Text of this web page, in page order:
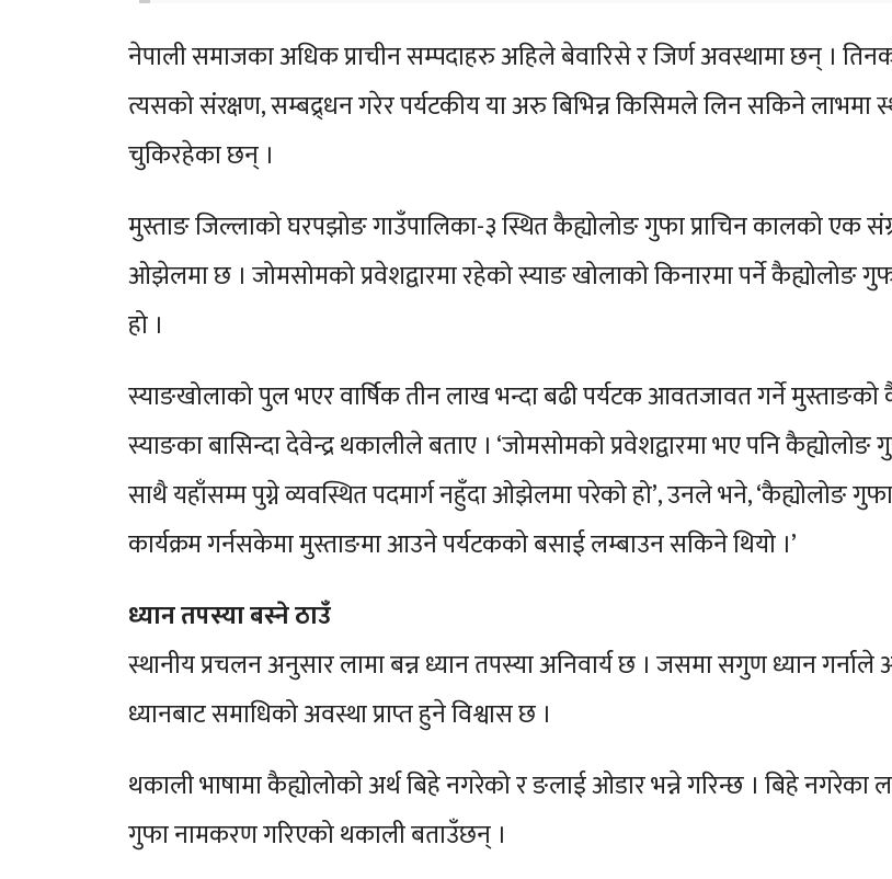
नेपाली समाजका अधिक प्राचीन सम्पदाहरु अहिले बेवारिसे र जिर्ण अवस्थामा छन् ।
त्यसको संरक्षण, सम्बद्र्धन गरेर पर्यटकीय या अरु बिभिन्न किसिमले लिन सकिने लाभमा
चुकिरहेका छन् ।
मुस्ताङ जिल्लाको घरपझोङ गाउँपालिका-३ स्थित कैह्योलोङ गुफा प्राचिन कालको एक
ओझेलमा छ । जोमसोमको प्रवेशद्वारमा रहेको स्याङ खोलाको किनारमा पर्ने कैह्योलोङ
हो ।
स्याङखोलाको पुल भएर वार्षिक तीन लाख भन्दा बढी पर्यटक आवतजावत गर्ने मुस्ताङको
स्याङका बासिन्दा देवेन्द्र थकालीले बताए । ‘जोमसोमको प्रवेशद्वारमा भए पनि कैह्योलोङ
साथै यहाँसम्म पुग्ने व्यवस्थित पदमार्ग नहुँदा ओझेलमा परेको हो’, उनले भने, ‘कैह्योलोङ
कार्यक्रम गर्नसकेमा मुस्ताङमा आउने पर्यटकको बसाई लम्बाउन सकिने थियो ।’
ध्यान तपस्या बस्ने ठाउँ
स्थानीय प्रचलन अनुसार लामा बन्न ध्यान तपस्या अनिवार्य छ । जसमा सगुण ध्यान गर्नाले
ध्यानबाट समाधिको अवस्था प्राप्त हुने विश्वास छ ।
थकाली भाषामा कैह्योलोको अर्थ बिहे नगरेको र ङलाई ओडार भन्ने गरिन्छ । बिहे नगरेका
गुफा नामकरण गरिएको थकाली बताउँछन् ।